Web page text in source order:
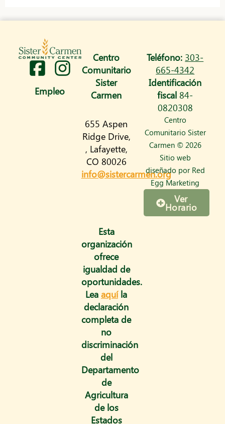
I
n
s
Empleo
Centro
Comunitario
Sister
Carmen
655 Aspen
Ridge Drive,
, Lafayette,
CO 80026
info@sistercarmen.org
Esta
organización
ofrece
igualdad de
oportunidades.
Lea aquíla
declaración
completa de
no
discriminación
del
Departamento
de
Agricultura
de los
Estados
Teléfono: 303-
665-4342
Identificación
fiscal 84-
0820308
Centro
Comunitario Sister
Carmen © 2026
Sitio web
diseñado por Red
Egg Marketing
Ver
Horario